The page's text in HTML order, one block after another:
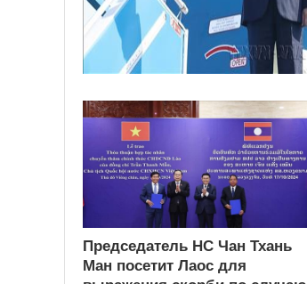
Председатель НС Чан Тхань
Ман посетит Лаос для